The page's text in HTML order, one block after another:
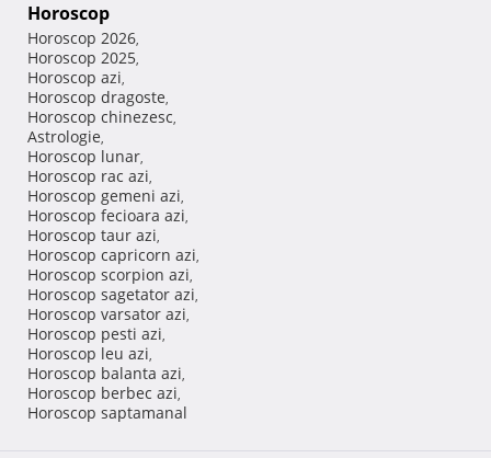
Horoscop
Horoscop 2026,
Horoscop 2025,
Horoscop azi,
Horoscop dragoste,
Horoscop chinezesc,
Astrologie,
Horoscop lunar,
Horoscop rac azi,
Horoscop gemeni azi,
Horoscop fecioara azi,
Horoscop taur azi,
Horoscop capricorn azi,
Horoscop scorpion azi,
Horoscop sagetator azi,
Horoscop varsator azi,
Horoscop pesti azi,
Horoscop leu azi,
Horoscop balanta azi,
Horoscop berbec azi,
Horoscop saptamanal